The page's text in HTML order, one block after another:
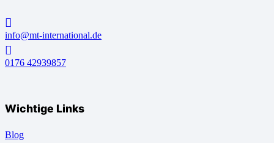
info@mt-international.de
0176 42939857
Wichtige Links
Blog